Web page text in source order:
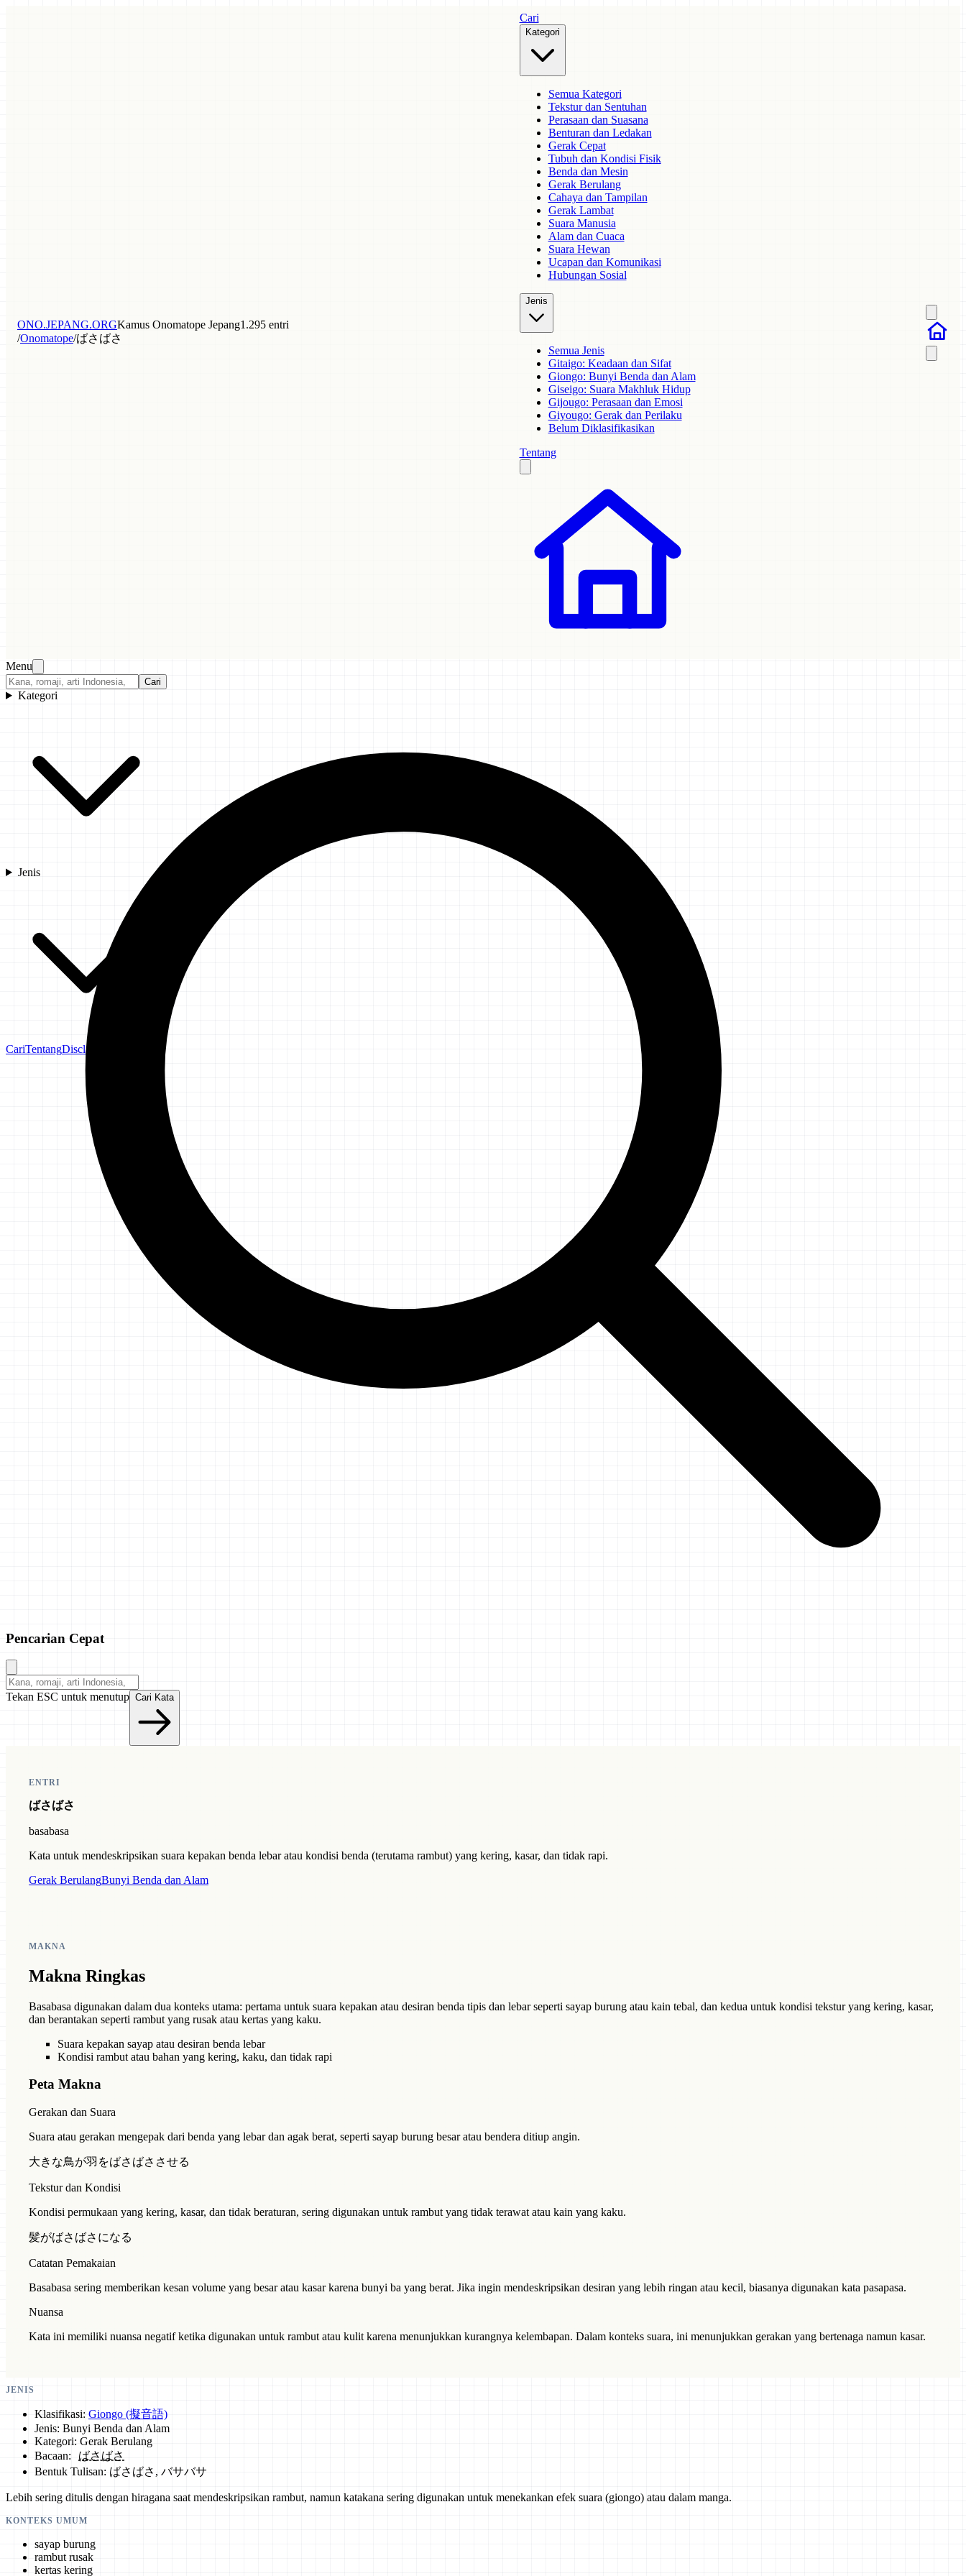
ONO.JEPANG.ORGKamus Onomatope Jepang1.295 entri
/Onomatope/ばさばさ
Cari
Kategori
Semua Kategori
Tekstur dan Sentuhan
Perasaan dan Suasana
Benturan dan Ledakan
Gerak Cepat
Tubuh dan Kondisi Fisik
Benda dan Mesin
Gerak Berulang
Cahaya dan Tampilan
Gerak Lambat
Suara Manusia
Alam dan Cuaca
Suara Hewan
Ucapan dan Komunikasi
Hubungan Sosial
Jenis
Semua Jenis
Gitaigo: Keadaan dan Sifat
Giongo: Bunyi Benda dan Alam
Giseigo: Suara Makhluk Hidup
Gijougo: Perasaan dan Emosi
Giyougo: Gerak dan Perilaku
Belum Diklasifikasikan
Tentang
Menu
Cari
Kategori
Jenis
CariTentangDisclaimer
Pencarian Cepat
Tekan ESC untuk menutup Cari Kata
ENTRI
ばさばさ
basabasa
Kata untuk mendeskripsikan suara kepakan benda lebar atau kondisi benda (terutama rambut) yang kering, kasar, dan tidak rapi.
Gerak BerulangBunyi Benda dan Alam
MAKNA
Makna Ringkas
Basabasa digunakan dalam dua konteks utama: pertama untuk suara kepakan atau desiran benda tipis dan lebar seperti sayap burung atau kain tebal, dan kedua untuk kondisi tekstur yang kering, kasar,
dan berantakan seperti rambut yang rusak atau kertas yang kaku.
Suara kepakan sayap atau desiran benda lebar
Kondisi rambut atau bahan yang kering, kaku, dan tidak rapi
Peta Makna
Gerakan dan Suara
Suara atau gerakan mengepak dari benda yang lebar dan agak berat, seperti sayap burung besar atau bendera ditiup angin.
大きな鳥が羽をばさばささせる
Tekstur dan Kondisi
Kondisi permukaan yang kering, kasar, dan tidak beraturan, sering digunakan untuk rambut yang tidak terawat atau kain yang kaku.
髪がばさばさになる
Catatan Pemakaian
Basabasa sering memberikan kesan volume yang besar atau kasar karena bunyi ba yang berat. Jika ingin mendeskripsikan desiran yang lebih ringan atau kecil, biasanya digunakan kata pasapasa.
Nuansa
Kata ini memiliki nuansa negatif ketika digunakan untuk rambut atau kulit karena menunjukkan kurangnya kelembapan. Dalam konteks suara, ini menunjukkan gerakan yang bertenaga namun kasar.
JENIS
Klasifikasi: Giongo (擬音語)
Jenis: Bunyi Benda dan Alam
Kategori: Gerak Berulang
Bacaan:
ばさばさ
Bentuk Tulisan: ばさばさ, バサバサ
Lebih sering ditulis dengan hiragana saat mendeskripsikan rambut, namun katakana sering digunakan untuk menekankan efek suara (giongo) atau dalam manga.
KONTEKS UMUM
sayap burung
rambut rusak
kertas kering